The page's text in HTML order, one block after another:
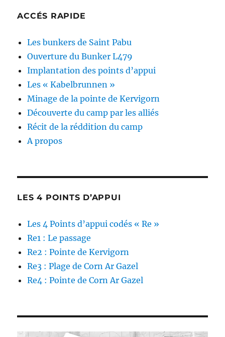
ACCÉS RAPIDE
Les bunkers de Saint Pabu
Ouverture du Bunker L479
Implantation des points d’appui
Les « Kabelbrunnen »
Minage de la pointe de Kervigorn
Découverte du camp par les alliés
Récit de la réddition du camp
A propos
LES 4 POINTS D’APPUI
Les 4 Points d’appui codés « Re »
Re1 : Le passage
Re2 : Pointe de Kervigorn
Re3 : Plage de Corn Ar Gazel
Re4 : Pointe de Corn Ar Gazel